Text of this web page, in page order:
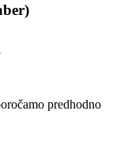
predhodno